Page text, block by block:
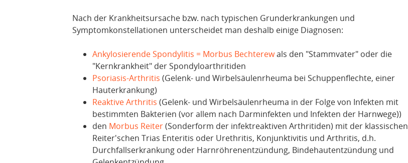
Nach der Krankheitsursache bzw. nach typischen Grunderkrankungen und
Symptomkonstellationen unterscheidet man deshalb einige Diagnosen:
Ankylosierende Spondylitis = Morbus Bechterewals den "Stammvater" oder die
"Kernkrankheit" der Spondyloarthritiden
Psoriasis-Arthritis (Gelenk- und Wirbelsäulenrheuma bei Schuppenflechte, einer
Hauterkrankung)
Reaktive Arthritis (Gelenk- und Wirbelsäulenrheuma in der Folge von Infekten mit
bestimmten Bakterien (vor allem nach Darminfekten und Infekten der Harnwege))
den Morbus Reiter(Sonderform der infektreaktiven Arthritiden) mit der klassischen
Reiter'schen Trias Enteritis oder Urethritis, Konjunktivitis und Arthritis, d.h.
Durchfallserkrankung oder Harnröhrenentzündung, Bindehautentzündung und